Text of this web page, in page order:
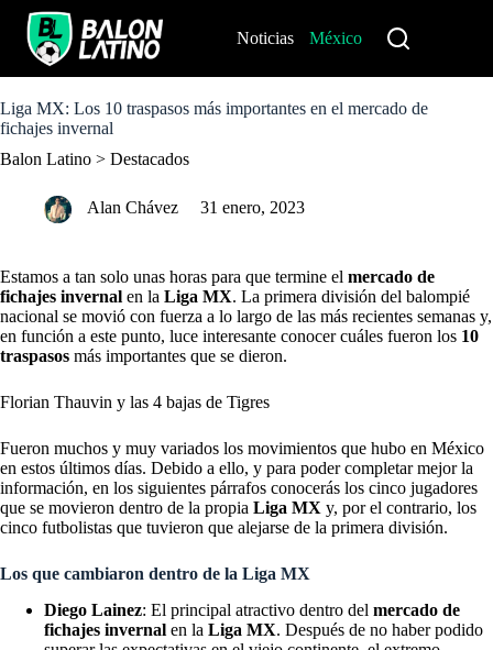
o
c
n
Noticias México
Liga MX: Los 10 traspasos más importantes en el mercado de
fichajes invernal
Balon Latino > Destacados
Alan Chávez 31 enero, 2023
Estamos a tan solo unas horas para que termine el mercado de
fichajes invernal en la Liga MX. La primera división del balompié
nacional se movió con fuerza a lo largo de las más recientes semanas y,
en función a este punto, luce interesante conocer cuáles fueron los 10
traspasos más importantes que se dieron.
Florian Thauvin y las 4 bajas de Tigres
Fueron muchos y muy variados los movimientos que hubo en México
en estos últimos días. Debido a ello, y para poder completar mejor la
información, en los siguientes párrafos conocerás los cinco jugadores
que se movieron dentro de la propia Liga MX y, por el contrario, los
cinco futbolistas que tuvieron que alejarse de la primera división.
Los que cambiaron dentro de la Liga MX
Diego Lainez: El principal atractivo dentro del mercado de
fichajes invernal en la Liga MX. Después de no haber podido